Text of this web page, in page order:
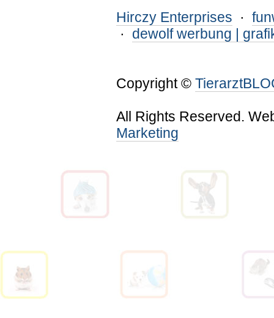
Hirczy Enterprises ·
· dewolf werbung |
Copyright ©
All Rights Reserved.
Marketing